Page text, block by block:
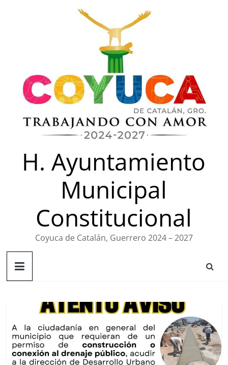
H. Ayuntamiento
Municipal
Constitucional
Coyuca de Catalán, Guerrero 2024 – 2027